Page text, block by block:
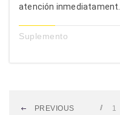
atención inmediatament...
Suplemento
PREVIOUS 1